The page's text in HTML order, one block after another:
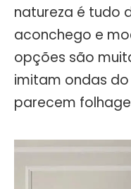
natureza é tudo
aconchego e
opções são
imitam ondas
parecem